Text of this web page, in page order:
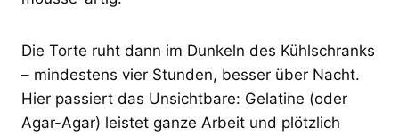
Die Torte ruht dann im Dunkeln des Kühlschranks
– mindestens vier Stunden, besser über Nacht.
Hier passiert das Unsichtbare: Gelatine (oder
Agar-Agar) leistet ganze Arbeit und plötzlich